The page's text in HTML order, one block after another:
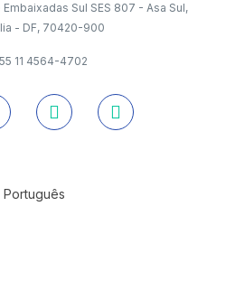
Sul SES 807 - Asa Sul,
- DF, 70420-900
11 4564-4702
Português